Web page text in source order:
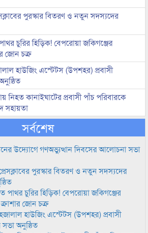
পুরস্কার বিতরণ ও নতুন সদস্যদের
চুরির হিড়িক! বেপরোয়া জকিগঞ্জের
জোন চক্র
হাউজিং এস্টেটস (উপশহর) প্রবাসী
নিহত কানাইঘাটের প্রবাসী পাঁচ পরিবারকে
সহায়তা
সর্বশেষ
উদ্যোগে গণঅভ্যুত্থান দিবসের আলোচনা সভা
পুরস্কার বিতরণ ও নতুন সদস্যদের
পাথর চুরির হিড়িক! বেপরোয়া জকিগঞ্জের
জোন চক্র
হাউজিং এস্টেটস (উপশহর) প্রবাসী
অনুষ্ঠিত